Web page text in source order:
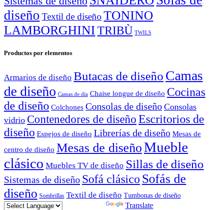
diseño Textil de diseño TONINO
LAMBORGHINITRIBÙ TWILS
Productos por elementos
Armarios de diseño Butacas de diseño Camas
de diseño Camas de día Chaise longue de diseño Cocinas
de diseño Colchones Consolas de diseño Consolas
vidrio Contenedores de diseño Escritorios de
diseño Espejos de diseño Librerías de diseño Mesas de
centro de diseño Mesas de diseñoMueble
clásico Muebles TV de diseño Sillas de diseño
Sistemas de diseño Sofá clásico Sofás de
diseño Sombrillas Textil de diseño Tumbonas de diseño
Translate